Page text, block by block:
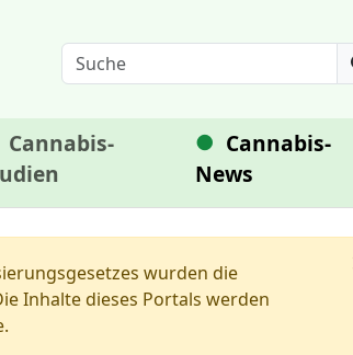
Cannabis-
Cannabis-
News
wurden die
Inhalte dieses Portals werden